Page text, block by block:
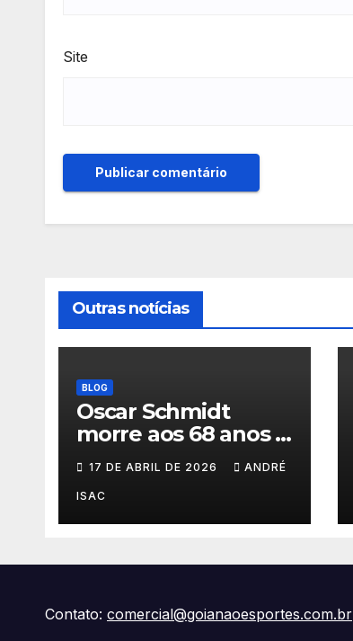
Site
Outras notícias
BLOG
Oscar Schmidt
morre aos 68 anos e
deixa legado
histórico no
basquete mundial
17 DE ABRIL DE 2026 ANDRÉ
ISAC
Contato: comercial@goianaoesportes.com.br